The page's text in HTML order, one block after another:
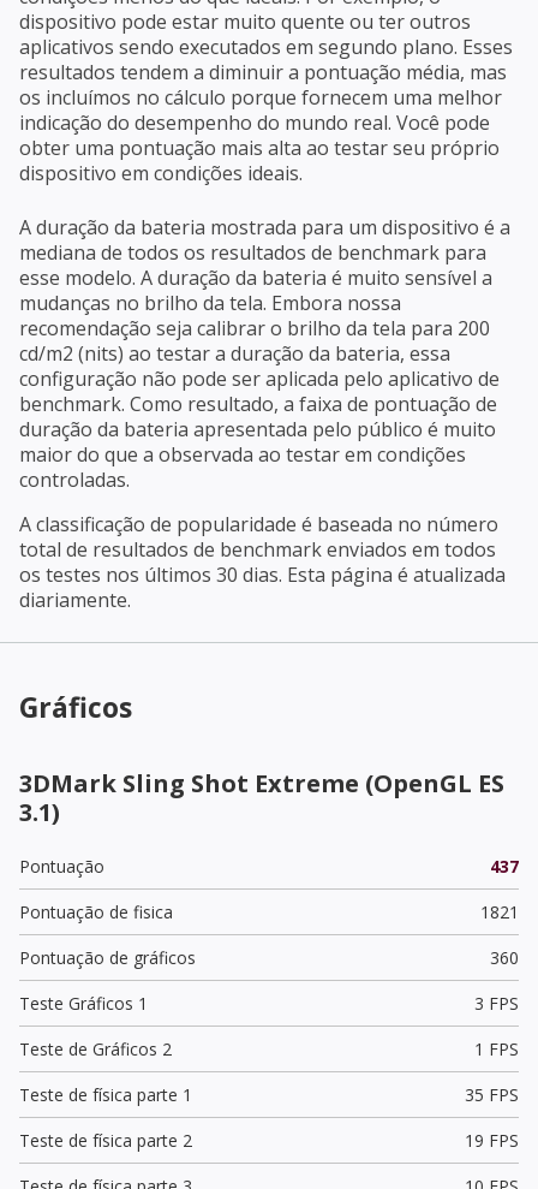
dispositivo pode estar muito quente ou ter outros
aplicativos sendo executados em segundo plano. Esses
resultados tendem a diminuir a pontuação média, mas
os incluímos no cálculo porque fornecem uma melhor
indicação do desempenho do mundo real. Você pode
obter uma pontuação mais alta ao testar seu próprio
dispositivo em condições ideais.
A duração da bateria mostrada para um dispositivo é a
mediana de todos os resultados de benchmark para
esse modelo. A duração da bateria é muito sensível a
mudanças no brilho da tela. Embora nossa
recomendação seja calibrar o brilho da tela para 200
cd/m2 (nits) ao testar a duração da bateria, essa
configuração não pode ser aplicada pelo aplicativo de
benchmark. Como resultado, a faixa de pontuação de
duração da bateria apresentada pelo público é muito
maior do que a observada ao testar em condições
controladas.
A classificação de popularidade é baseada no número
total de resultados de benchmark enviados em todos
os testes nos últimos 30 dias. Esta página é atualizada
diariamente.
Gráficos
3DMark Sling Shot Extreme (OpenGL ES
3.1)
Pontuação
437
Pontuação de fisica
1821
Pontuação de gráficos
360
Teste Gráficos 1
3 FPS
Teste de Gráficos 2
1 FPS
Teste de física parte 1
35 FPS
Teste de física parte 2
19 FPS